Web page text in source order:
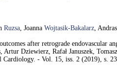
Ruzsa, Joanna Wojtasik-Bakalarz,
after retrograde endovascular
Artur Dziewierz, Rafał Januszek,
Cardiology. - Vol. 15, iss. 2 (2019), s.